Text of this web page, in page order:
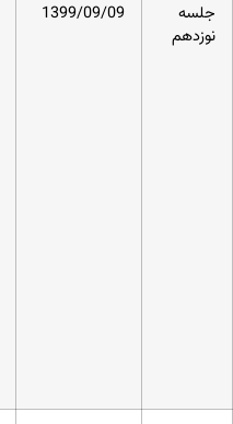
جلسه
نوزدهم
1399/09/09